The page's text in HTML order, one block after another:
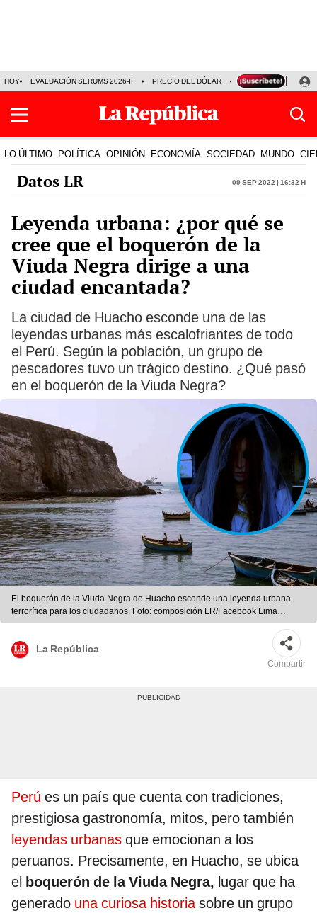
HOY EVALUACIÓN SERUMS 2026-II PRECIO DEL DÓLAR SERIE
LO ÚLTIMO POLÍTICA OPINIÓN ECONOMÍA SOCIEDAD MUNDO
Datos LR 09 Sep 2022 | 16:32 h
Leyenda urbana: ¿por qué se
cree que el boquerón de la
Viuda Negra dirige a una
ciudad encantada?
La ciudad de Huacho esconde una de las
leyendas urbanas más escalofriantes de todo
el Perú. Según la población, un grupo de
pescadores tuvo un trágico destino. ¿Qué pasó
en el boquerón de la Viuda Negra?
El boquerón de la Viuda Negra de Huacho esconde una leyenda urbana
terrorífica para los ciudadanos. Foto: composición LR/Facebook Lima
fantasma/Relatoscortos.org
La República
Compartir
Perú es un país que cuenta con tradiciones,
prestigiosa gastronomía, mitos, pero también
leyendas urbanas que emocionan a los
peruanos. Precisamente, en Huacho, se ubica
el boquerón de la Viuda Negra, lugar que ha
generado una curiosa historiasobre un grupo